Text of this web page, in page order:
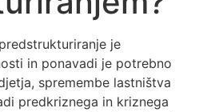
je
in ponavadi je potrebno
spremembe lastništva
predkriznega in kriznega